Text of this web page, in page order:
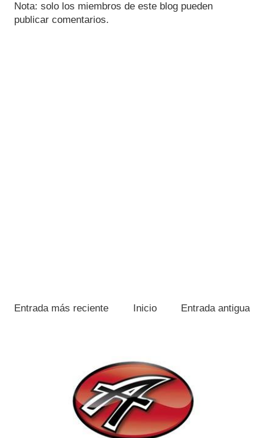
Nota: solo los miembros de este blog pueden
publicar comentarios.
Entrada más reciente Entrada antigua
Inicio